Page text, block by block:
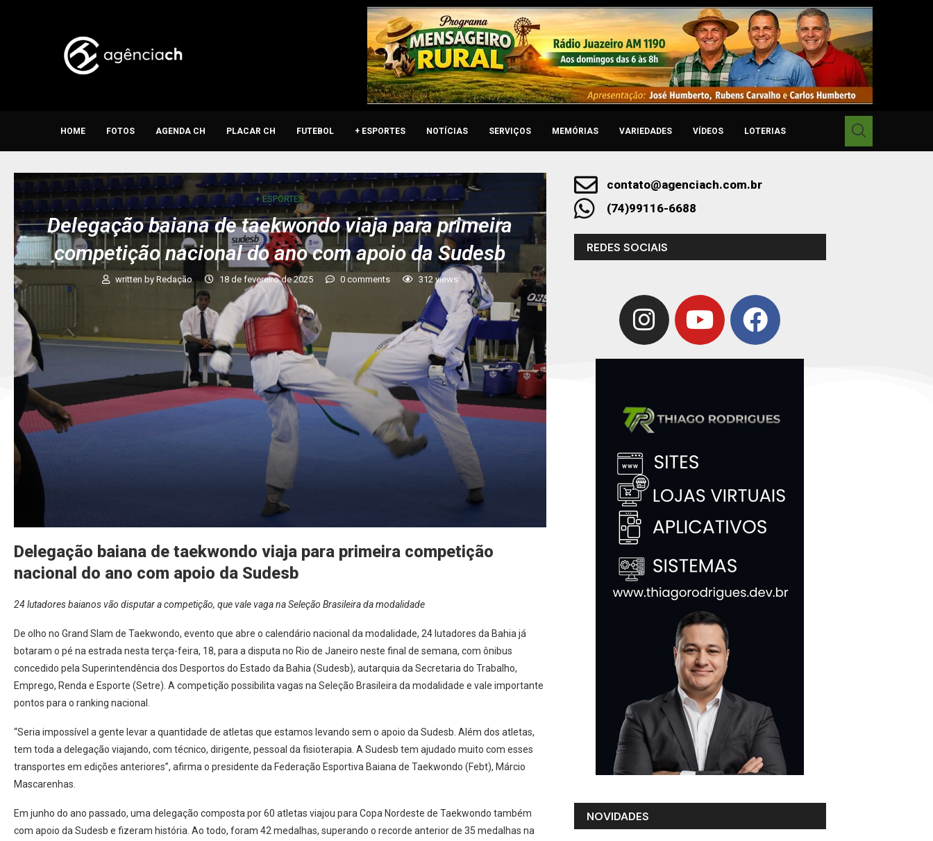
HOME FOTOS AGENDA CH PLACAR CH FUTEBOL + ESPORTES NOTÍCIAS SERVIÇOS MEMÓRIAS VARIEDADES VÍDEOS LOTERIAS
+ ESPORTES
Delegação baiana de taekwondo viaja para primeira
competição nacional do ano com apoio da Sudesb
written by Redação 18 de fevereiro de 2025 0 comments 312views
Delegação baiana de taekwondo viaja para primeira competição
nacional do ano com apoio da Sudesb
24 lutadores baianos vão disputar a competição, que vale vaga na Seleção Brasileira da modalidade
De olho no Grand Slam de Taekwondo, evento que abre o calendário nacional da modalidade, 24 lutadores da Bahia já
botaram o pé na estrada nesta terça-feira, 18, para a disputa no Rio de Janeiro neste final de semana, com ônibus
concedido pela Superintendência dos Desportos do Estado da Bahia (Sudesb), autarquia da Secretaria do Trabalho,
Emprego, Renda e Esporte (Setre). A competição possibilita vagas na Seleção Brasileira da modalidade e vale importante
pontos para o ranking nacional.
“Seria impossível a gente levar a quantidade de atletas que estamos levando sem o apoio da Sudesb. Além dos atletas,
tem toda a delegação viajando, com técnico, dirigente, pessoal da fisioterapia. A Sudesb tem ajudado muito com esses
transportes em edições anteriores”, afirma o presidente da Federação Esportiva Baiana de Taekwondo (Febt), Márcio
Mascarenhas.
Em junho do ano passado, uma delegação composta por 60 atletas viajou para Copa Nordeste de Taekwondo também
com apoio da Sudesb e fizeram história. Ao todo, foram 42 medalhas, superando o recorde anterior de 35 medalhas na
contato@agenciach.com.br
(74)99116-6688
REDES SOCIAIS
NOVIDADES